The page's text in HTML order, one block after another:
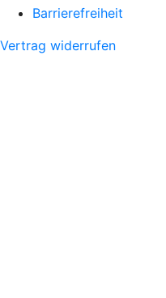
Barrierefreiheit
Vertrag widerrufen